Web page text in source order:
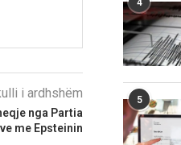
i ardhshëm
nga Partia
me Epsteinin
4
5